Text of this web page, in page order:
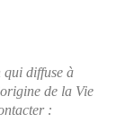
qui diffuse à
de la Vie
: